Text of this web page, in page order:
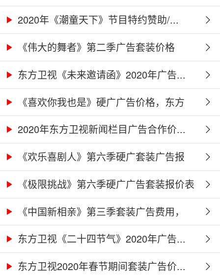
2020年《潮童天下》节目特约赞助/...
《伟大的舞者》第二季广告套装价格
（硬...
东方卫视《未来邀请函》2020年广告...
《喜欢你我也是》硬广广告价格，东方
卫...2020年东方卫视新闻栏目广告合作价...
《欢乐喜剧人》第六季硬广套装广告报
价...《极限挑战》第六季硬广广告套装报价表
《中国新相亲》第三季套装广告费用，
东...东方卫视《二十四节气》2020年广告...
东方卫视2020年春节期间套装广告价...